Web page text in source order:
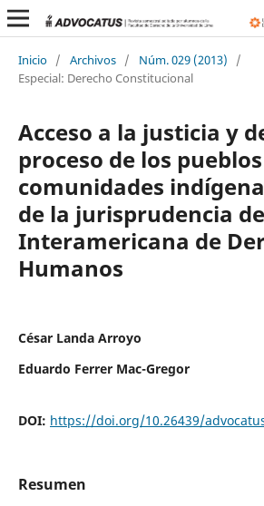
Inicio / Archivos / Núm. 029 (2013)
/
Especial: Derecho Constitucional
Acceso a la justicia y
proceso de los
comunidades
de la jurisprudencia
Interamericana de
Humanos
César Landa Arroyo
Eduardo Ferrer Mac-Gregor
DOI: https://doi.org/10.26439/
Resumen